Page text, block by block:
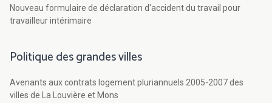
Nouveau formulaire de déclaration d'accident du travail pour
travailleur intérimaire
Politique des grandes villes
Avenants aux contrats logement pluriannuels 2005-2007 des
villes de La Louvière et Mons